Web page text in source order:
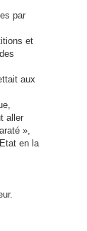
par
et
aux
aller
»,
en la